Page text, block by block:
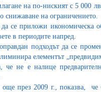
на по-ниският с 5 000
снижаване на ограничението.
се приложи икономическа
в периодите напред.
подходът да се
елементът
не е налице
още през 2009 г., показва,